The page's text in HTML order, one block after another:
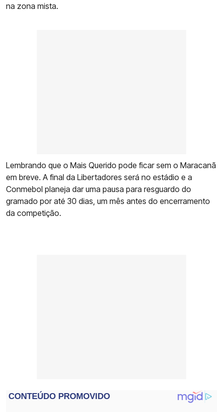
na zona mista.
Lembrando que o Mais Querido pode ficar sem o Maracanã
em breve. A final da Libertadores será no estádio e a
Conmebol planeja dar uma pausa para resguardo do
gramado por até 30 dias, um mês antes do encerramento
da competição.